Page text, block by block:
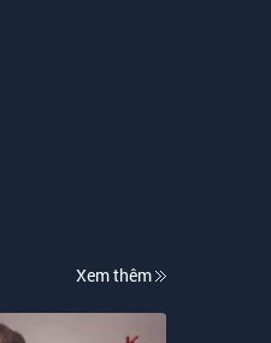
Xem thêm